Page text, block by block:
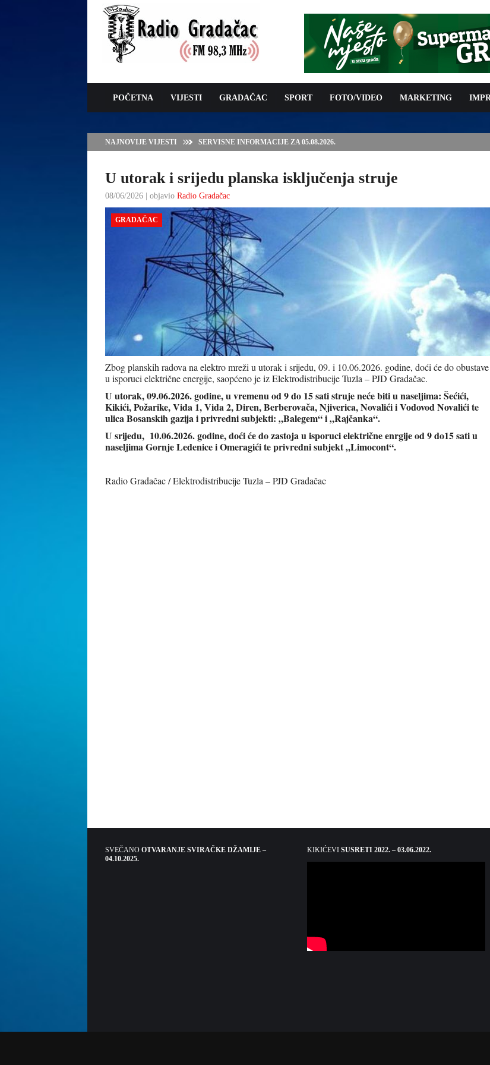
POČETNA VIJESTI GRADAČAC SPORT FOTO/VIDEO MARKETING
NAJNOVIJE VIJESTI
JAVNI POZIV ZA PODNOŠENJE ZAHTJEVA ZA OSTVARIVANJE PRAVA NA
SUFINANSIRANJE TROŠKOVA PROVOĐENJA PROGRAMA PREVENTIVNIH MJERA
U utorak i srijedu planska isključenja struje
08/06/2026 | objavio Radio Gradačac
GRADAČAC
Zbog planskih radova na elektro mreži u utorak i srijedu, 09. i 10.06.2026. godine, doći će do obustave
u isporuci električne energije, saopćeno je iz Elektrodistribucije Tuzla – PJD Gradačac.
U utorak, 09.06.2026. godine, u vremenu od 9 do 15 sati struje neće biti u naseljima: Šećići,
Kikići, Požarike, Vida 1, Vida 2, Diren, Berberovača, Njiverica, Novalići i Vodovod Novalići te
ulica Bosanskih gazija i privredni subjekti: „Balegem“ i „Rajčanka“.
U srijedu, 10.06.2026. godine, doći će do zastoja u isporuci električne enrgije od 9 do15 sati u
naseljima Gornje Ledenice i Omeragići te privredni subjekt „Limocont“.
Radio Gradačac / Elektrodistribucije Tuzla – PJD Gradačac
SVEČANO OTVARANJE SVIRAČKE DŽAMIJE –
04.10.2025.
KIKIĆEVI SUSRETI 2022. – 03.06.2022.